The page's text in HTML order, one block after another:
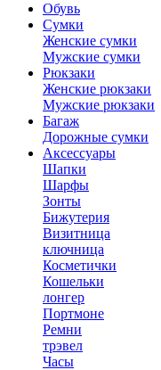
Обувь
Сумки
Женские сумки
Мужские сумки
Рюкзаки
Женские рюкзаки
Мужские рюкзаки
Багаж
Дорожные сумки
Аксессуары
Шапки
Шарфы
Зонты
Бижутерия
Визитница
ключница
Косметички
Кошельки
лонгер
Портмоне
Ремни
трэвел
Часы